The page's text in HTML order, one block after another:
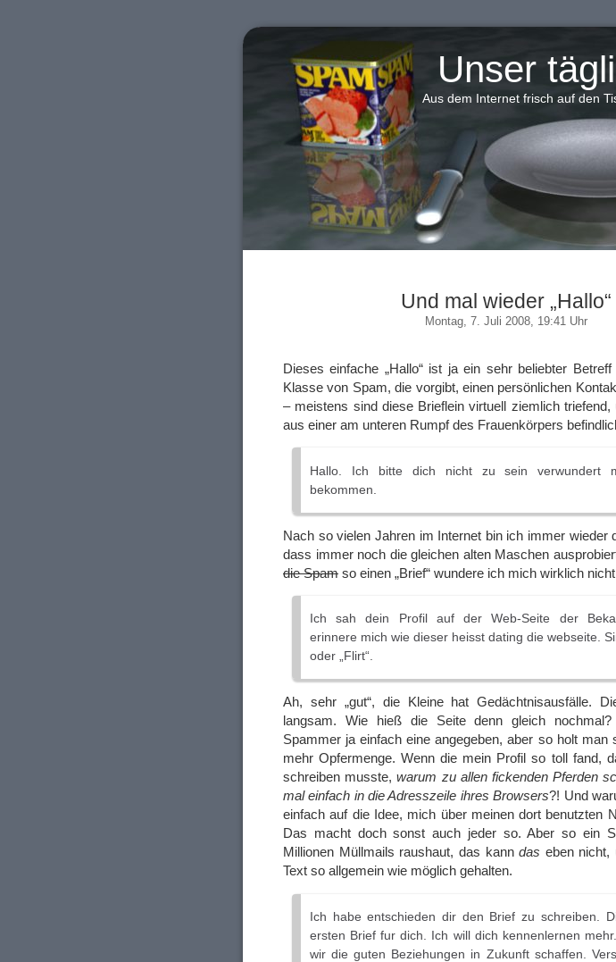
Unser
Aus dem Internet frisch auf den
Und mal wieder „Hallo“
Montag, 7. Juli 2008, 19:41 Uhr
Dieses einfache „Hallo“ ist ja ein sehr beliebter
Klasse von Spam, die vorgibt, einen persönlichen
– meistens sind diese Brieflein virtuell ziemlich
aus einer am unteren Rumpf des Frauenkörpers
Hallo. Ich bitte dich nicht zu sein verwundert
bekommen.
Nach so vielen Jahren im Internet bin ich immer wieder
dass immer noch die gleichen alten Maschen
die Spam so einen „Brief“ wundere ich mich wirklich
Ich sah dein Profil auf der Web-Seite der
erinnere mich wie dieser heisst dating die webseite.
oder „Flirt“.
Ah, sehr „gut“, die Kleine hat Gedächtnisausfälle.
langsam. Wie hieß die Seite denn gleich
Spammer ja einfach eine angegeben, aber so holt man
mehr Opfermenge. Wenn die mein Profil so toll fand,
schreiben musste,warum zu allen fickenden Pferden
mal einfach in die Adresszeile ihres Browsers?! Und
einfach auf die Idee, mich über meinen dort benutzten
Das macht doch sonst auch jeder so. Aber so ein
Millionen Müllmails raushaut, das kanndas eben nicht,
Text so allgemein wie möglich gehalten.
Ich habe entschieden dir den Brief zu schreiben.
ersten Brief fur dich. Ich will dich kennenlernen
wir die guten Beziehungen in Zukunft schaffen.